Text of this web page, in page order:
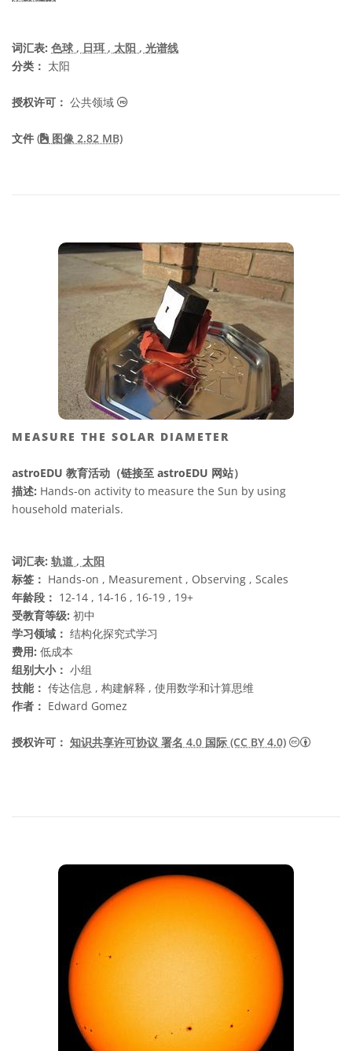
词汇表: 色球 , 日珥 , 太阳 , 光谱线
分类： 太阳
授权许可： 公共领域 公共领域 图标
文件 ( 图像 2.82 MB)
MEASURE THE SOLAR DIAMETER
astroEDU 教育活动（链接至 astroEDU 网站）
描述: Hands-on activity to measure the Sun by using
household materials.
词汇表: 轨道 , 太阳
标签： Hands-on , Measurement , Observing , Scales
年龄段： 12-14 , 14-16 , 16-19 , 19+
受教育等级: 初中
学习领域： 结构化探究式学习
费用: 低成本
组别大小： 小组
技能： 传达信息 , 构建解释 , 使用数学和计算思维
作者： Edward Gomez
授权许可： 知识共享许可协议 署名 4.0 国际 (CC BY 4.0) 知识共